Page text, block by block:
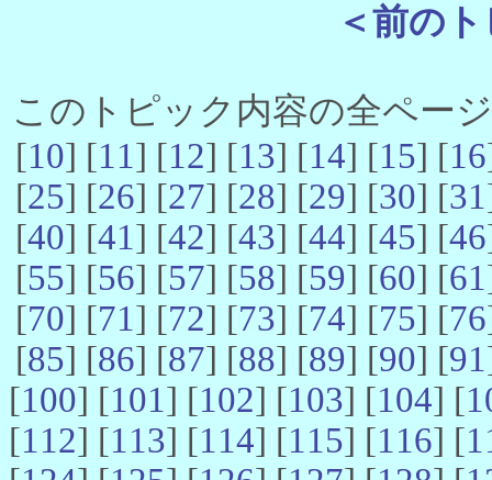
＜前の
このトピック内容の全ペー
[10] [11] [12] [13] [14] [15] [16
[25] [26] [27] [28] [29] [30] [31
[40] [41] [42] [43] [44] [45] [46
[55] [56] [57] [58] [59] [60] [61
[70] [71] [72] [73] [74] [75] [76
[85] [86] [87] [88] [89] [90] [91
[100] [101] [102] [103] [104] [
[112] [113] [114] [115] [116] [